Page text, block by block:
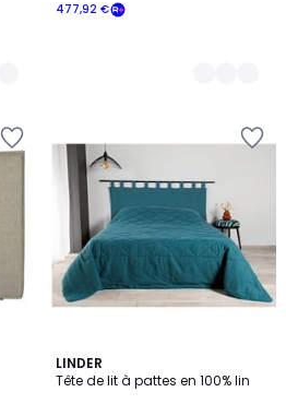
477,92 €
LINDER
Tête de lit à pattes en 100% lin
4
Couleurs